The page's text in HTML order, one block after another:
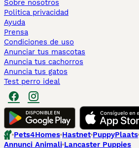
Sobre nosotros
Politica privacidad
Ayuda
Prensa
Condiciones de uso
Anunciar tus mascotas
Anuncia tus cachorros
Anuncia tus gatos
Test perro ideal
Pets4Homes Hastnet PuppyPlaats
Annunci Animali Lancaster Puppies